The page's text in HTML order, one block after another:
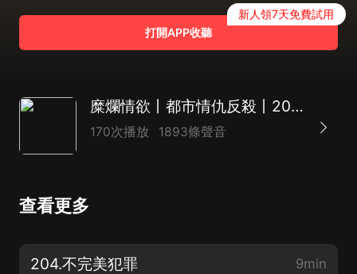
打開APP收聽
新人領7天免費試用
糜爛情欲丨都市情仇反殺丨2023年最期待情感案
170次播放 1893條聲音
查看更多
204.不完美犯罪 9min